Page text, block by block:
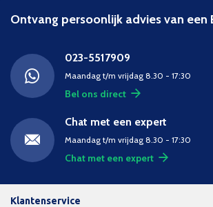
Ontvang persoonlijk advies van een
023-5517909
Maandag t/m vrijdag 8.30 - 17:30
Bel ons direct
Chat met een expert
Maandag t/m vrijdag 8.30 - 17:30
Chat met een expert
Klantenservice